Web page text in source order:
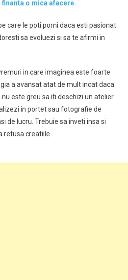
o mica afacere.
care le poti porni daca esti pasionat
sa evoluezi si sa te afirmi in
in care imaginea este foarte
a avansat atat de mult incat daca
este greu sa iti deschizi un atelier
in portet sau fotografie de
de lucru. Trebuie sa inveti insa si
retusa creatiile.